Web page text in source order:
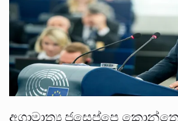
අග‍්‍රාමාත්‍ය ජුසෙප්පෙ